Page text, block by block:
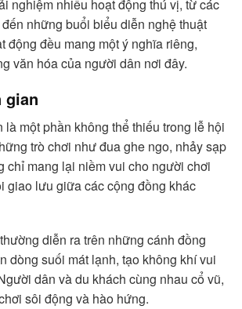
nghiệm nhiều hoạt động thú vị, từ các
những buổi biểu diễn nghệ thuật
động đều mang một ý nghĩa riêng,
văn hóa của người dân nơi đây.
gian
là một phần không thể thiếu trong lễ hội
trò chơi như đua ghe ngo, nhảy sạp
chỉ mang lại niềm vui cho người chơi
giao lưu giữa các cộng đồng khác
diễn ra trên những cánh đồng
dòng suối mát lạnh, tạo không khí vui
dân và du khách cùng nhau cổ vũ,
sôi động và hào hứng.